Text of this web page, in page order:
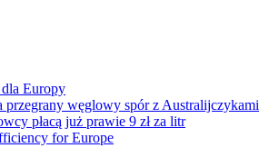
Europy
przegrany węglowy spór z Australijczykami
płacą już prawie 9 zł za litr
for Europe